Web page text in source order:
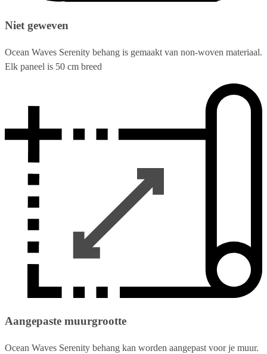
Niet geweven
Ocean Waves Serenity behang is gemaakt van non-woven materiaal.
Elk paneel is 50 cm breed
Aangepaste muurgrootte
Ocean Waves Serenity behang kan worden aangepast voor je muur.